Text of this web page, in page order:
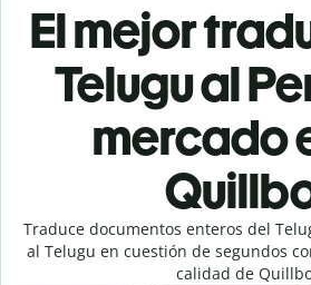
El mejor
Telugu al
mercado
Traduce documentos enteros del
al Telugu en cuestión de segundos
calidad de